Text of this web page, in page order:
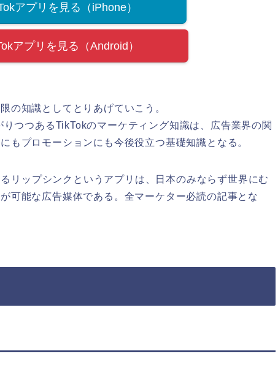
アプリを見る（iPhone）
アプリを見る（Android）
の知識としてとりあげていこう。
つつあるTikTokのマーケティング知識は、広告業界の関
もプロモーションにも今後役立つ基礎知識となる。
リップシンクというアプリは、日本のみならず世界にむ
可能な広告媒体である。全マーケター必読の記事とな